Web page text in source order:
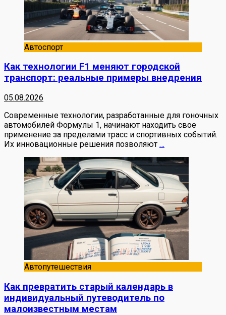
Автоспорт
Как технологии F1 меняют городской
транспорт: реальные примеры внедрения
05.08.2026
Современные технологии, разработанные для гоночных
автомобилей Формулы 1, начинают находить свое
применение за пределами трасс и спортивных событий.
Их инновационные решения позволяют …
Автопутешествия
Как превратить старый календарь в
индивидуальный путеводитель по
малоизвестным местам